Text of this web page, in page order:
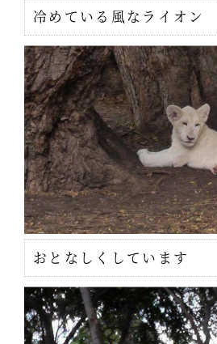
冷めている風なライオン
おとなしくしています